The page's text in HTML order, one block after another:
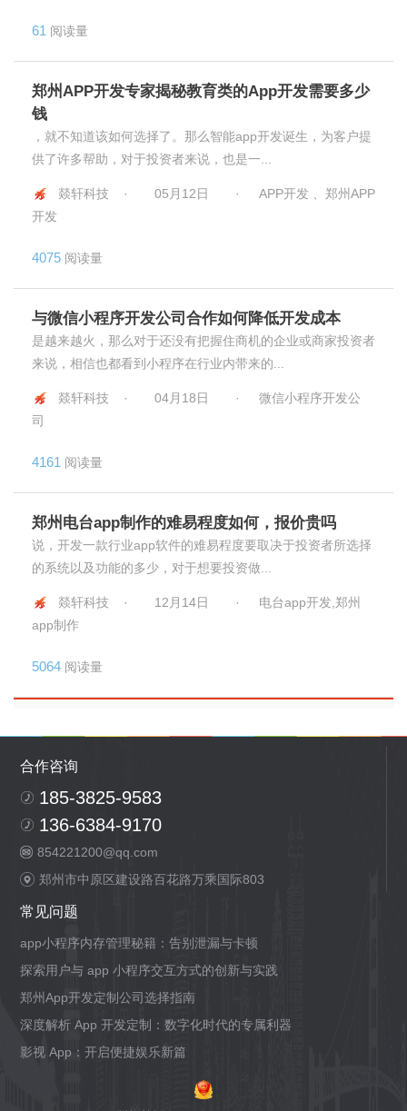
61 阅读量
郑州APP开发专家揭秘教育类的App开发需要多少
钱
，就不知道该如何选择了。那么智能app开发诞生，为客户提
供了许多帮助，对于投资者来说，也是一...
燚轩科技 · 05月12日 ·
APP开发 、郑州APP
开发
4075 阅读量
与微信小程序开发公司合作如何降低开发成本
是越来越火，那么对于还没有把握住商机的企业或商家投资者
来说，相信也都看到小程序在行业内带来的...
燚轩科技 · 04月18日 ·
微信小程序开发公
司
4161 阅读量
郑州电台app制作的难易程度如何，报价贵吗
说，开发一款行业app软件的难易程度要取决于投资者所选择
的系统以及功能的多少，对于想要投资做...
燚轩科技 · 12月14日 ·
电台app开发,郑州
app制作
5064 阅读量
合作咨询
185-3825-9583
136-6384-9170
854221200@qq.com
郑州市中原区建设路百花路万乘国际803
常见问题
app小程序内存管理秘籍：告别泄漏与卡顿
探索用户与 app 小程序交互方式的创新与实践
郑州App开发定制公司选择指南
深度解析 App 开发定制：数字化时代的专属利器
影视 App：开启便捷娱乐新篇